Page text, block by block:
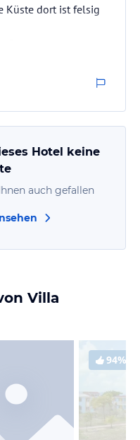
Küste dort ist felsig
im Urlaub alles
und in den
recht felsig.
am Strand bis
mit
Hotel keine
auch gefallen
Villa
94%